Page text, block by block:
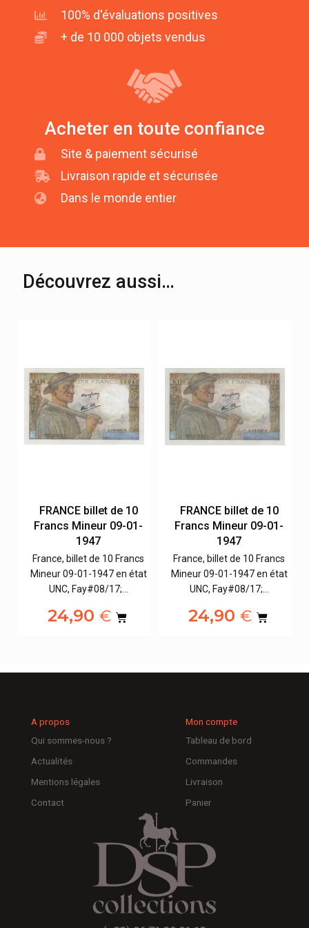
100% d'évaluations positives
+ de 10 000 objets vendus
Acheter en toute confiance
Site & paiement sécurisé
Livraison rapide et sécurisée
Dans le monde entier
Découvrez aussi…
FRANCE billet de 10
Francs Mineur 09-01-
1947
France, billet de 10 Francs
Mineur 09-01-1947 en état
UNC, Fay#08/17;…
24,90€
FRANCE billet de 10
Francs Mineur 09-01-
1947
France, billet de 10 Francs
Mineur 09-01-1947 en état
UNC, Fay#08/17;…
24,90€
A propos
Qui sommes-nous ?
Actualités
Mentions légales
Contact
Mon compte
Tableau de bord
Commandes
Livraison
Panier